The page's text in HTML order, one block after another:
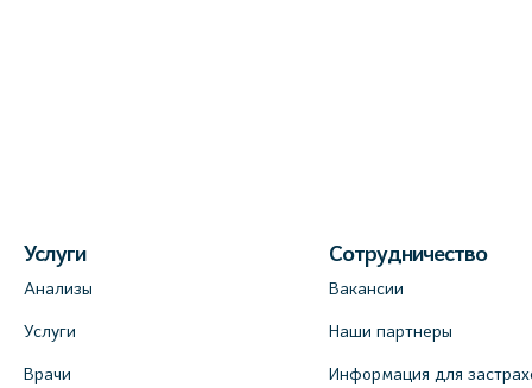
Услуги
Анализы
Услуги
Врачи
Сотрудничество
Вакансии
Наши партнеры
Информация для